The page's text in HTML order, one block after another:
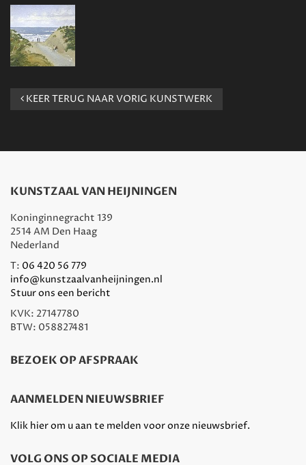
KEER TERUG NAAR VORIG KUNSTWERK
KUNSTZAAL VAN HEIJNINGEN
Koninginnegracht 139
2514 AM Den Haag
Nederland
T: 06 420 56 779
info@kunstzaalvanheijningen.nl
Stuur ons een bericht
KVK: 27147780
BTW: 058827481
BEZOEK OP AFSPRAAK
AANMELDEN NIEUWSBRIEF
Klik hier om u aan te melden voor onze nieuwsbrief.
VOLG ONS OP SOCIALE MEDIA